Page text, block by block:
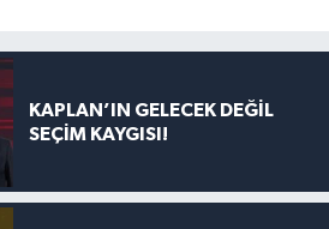
KAPLAN’IN GELECEK DEĞİL
SEÇİM KAYGISI!